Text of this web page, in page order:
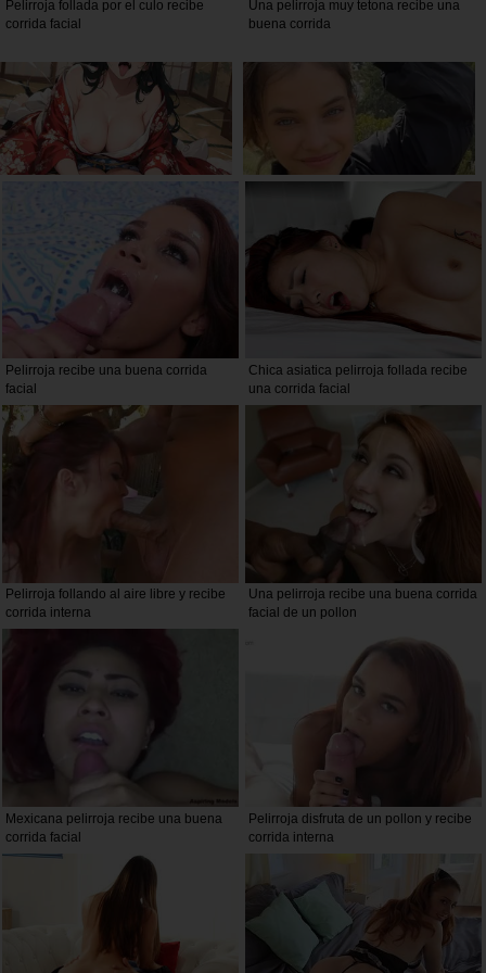
Pelirroja follada por el culo recibe
corrida facial
Una pelirroja muy tetona recibe una
buena corrida
Pelirroja recibe una buena corrida
facial
Chica asiatica pelirroja follada recibe
una corrida facial
Pelirroja follando al aire libre y recibe
corrida interna
Una pelirroja recibe una buena corrida
facial de un pollon
Mexicana pelirroja recibe una buena
corrida facial
Pelirroja disfruta de un pollon y recibe
corrida interna